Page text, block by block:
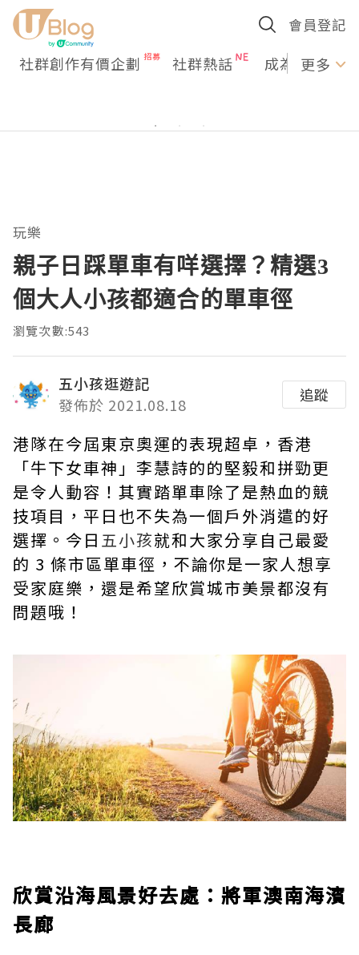
會員登記
社群創作有價企劃 社群熱話 成為U更多
玩樂
親子日踩單車有咩選擇？精選3
個大人小孩都適合的單車徑
瀏覽次數:543
五小孩逛遊記
發佈於 2021.08.18
追蹤
港隊在今屆東京奧運的表現超卓，香港
「牛下女車神」李慧詩的的堅毅和拼勁更
是令人動容！其實踏單車除了是熱血的競
技項目，平日也不失為一個戶外消遣的好
選擇。今日 五小孩就和大家分享自己最愛
的 3 條市區單車徑，不論你是一家人想享
受家庭樂，還是希望欣賞城市美景都沒有
問題哦！
欣賞沿海風景好去處：將軍澳南海濱
長廊